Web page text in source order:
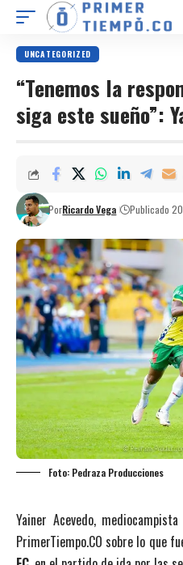
UNCATEGORIZED
“Tenemos la
siga este sueño”:
PorRicardo Vega Publicado
Foto: Pedraza Producciones
Yainer Acevedo,
PrimerTiempo.CO sobre lo que